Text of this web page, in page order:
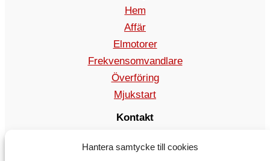
Hantera samtycke till cookies
Hem
Affär
Elmotorer
Frekvensomvandlare
Överföring
Mjukstart
Kontakt
+49 15123569470